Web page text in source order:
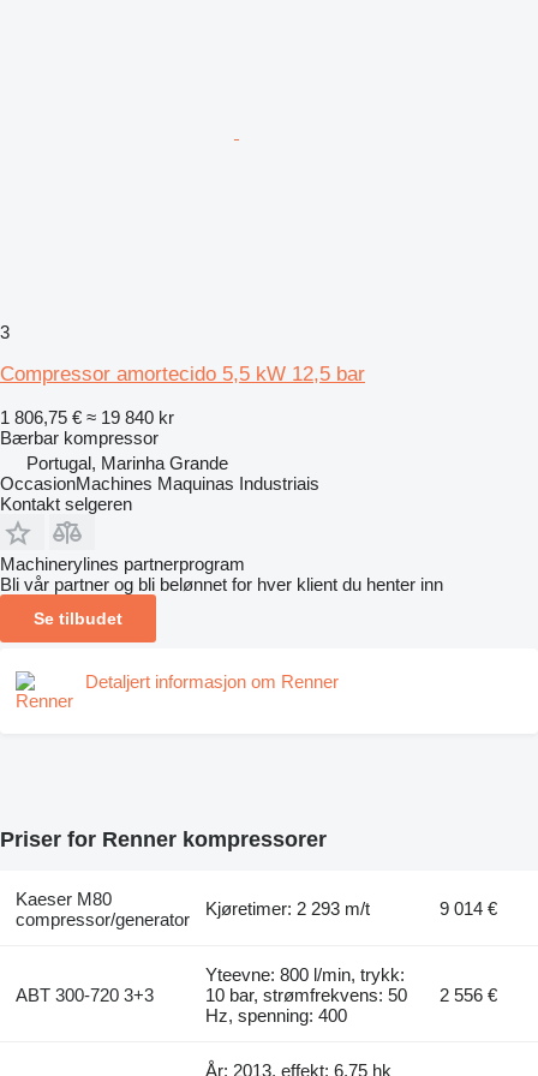
3
Compressor amortecido 5,5 kW 12,5 bar
1 806,75 € ≈ 19 840 kr
Bærbar kompressor
Portugal, Marinha Grande
OccasionMachines Maquinas Industriais
Kontakt selgeren
Machinerylines partnerprogram
Bli vår partner og bli belønnet for hver klient du henter inn
Se tilbudet
Detaljert informasjon om Renner
Priser for Renner kompressorer
Kaeser M80
compressor/generator
Kjøretimer: 2 293 m/t 9 014 €
ABT 300-720 3+3
Yteevne: 800 l/min, trykk:
10 bar, strømfrekvens: 50
Hz, spenning: 400
2 556 €
År: 2013, effekt: 6.75 hk